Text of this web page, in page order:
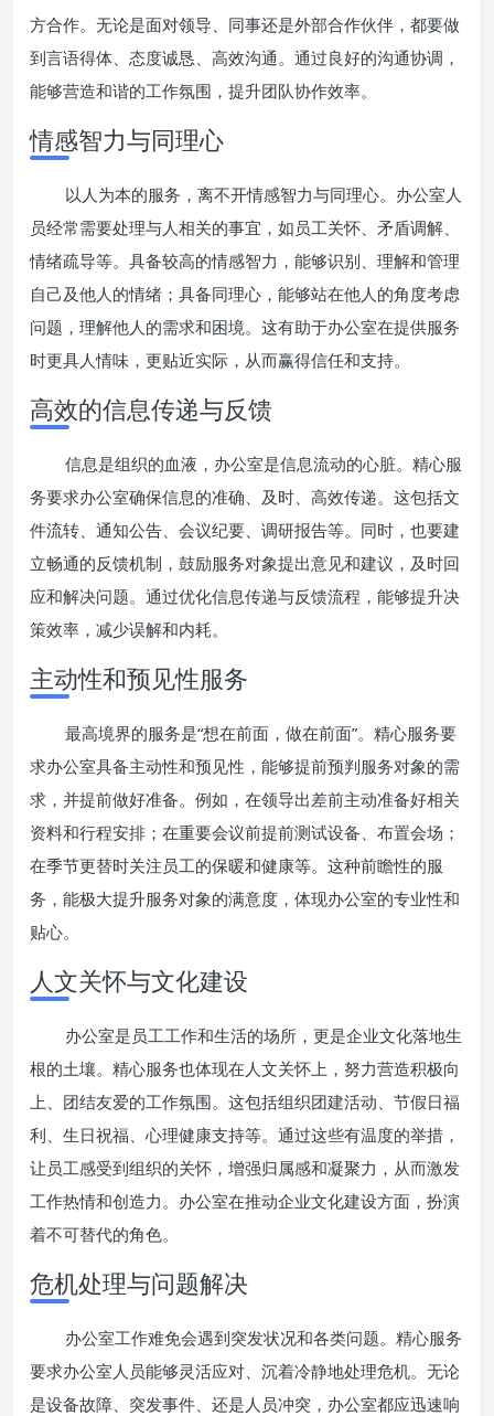
方合作。无论是面对领导、同事还是外部合作伙伴，都要做
到言语得体、态度诚恳、高效沟通。通过良好的沟通协调，
能够营造和谐的工作氛围，提升团队协作效率。
情感智力与同理心
以人为本的服务，离不开情感智力与同理心。办公室人
员经常需要处理与人相关的事宜，如员工关怀、矛盾调解、
情绪疏导等。具备较高的情感智力，能够识别、理解和管理
自己及他人的情绪；具备同理心，能够站在他人的角度考虑
问题，理解他人的需求和困境。这有助于办公室在提供服务
时更具人情味，更贴近实际，从而赢得信任和支持。
高效的信息传递与反馈
信息是组织的血液，办公室是信息流动的心脏。精心服
务要求办公室确保信息的准确、及时、高效传递。这包括文
件流转、通知公告、会议纪要、调研报告等。同时，也要建
立畅通的反馈机制，鼓励服务对象提出意见和建议，及时回
应和解决问题。通过优化信息传递与反馈流程，能够提升决
策效率，减少误解和内耗。
主动性和预见性服务
最高境界的服务是“想在前面，做在前面”。精心服务要
求办公室具备主动性和预见性，能够提前预判服务对象的需
求，并提前做好准备。例如，在领导出差前主动准备好相关
资料和行程安排；在重要会议前提前测试设备、布置会场；
在季节更替时关注员工的保暖和健康等。这种前瞻性的服
务，能极大提升服务对象的满意度，体现办公室的专业性和
贴心。
人文关怀与文化建设
办公室是员工工作和生活的场所，更是企业文化落地生
根的土壤。精心服务也体现在人文关怀上，努力营造积极向
上、团结友爱的工作氛围。这包括组织团建活动、节假日福
利、生日祝福、心理健康支持等。通过这些有温度的举措，
让员工感受到组织的关怀，增强归属感和凝聚力，从而激发
工作热情和创造力。办公室在推动企业文化建设方面，扮演
着不可替代的角色。
危机处理与问题解决
办公室工作难免会遇到突发状况和各类问题。精心服务
要求办公室人员能够灵活应对、沉着冷静地处理危机。无论
是设备故障、突发事件、还是人员冲突，办公室都应迅速响